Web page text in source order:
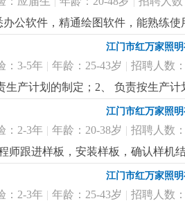
办公软件，精通绘图软件，能熟练
能力强。3、会独立制作外观图、
以放宽限制。本公司专业研发生产
江门市红万家照
：3-5年 | 年龄：25-43岁 | 招聘人数
生产计划的制定；2、 负责按生产
申购计划；4、 跟催材料到货进度
货；6、 原材料控制与分析；7、
积极，责任心强；3、熟练运用
江门市红万家照
：2-3年 | 年龄：20-38岁 | 招聘人数
师跟进样板，安装样板，确认样机
压力。更详细...
江门市红万家照
：2-3年 | 年龄：25-43岁 | 招聘人数